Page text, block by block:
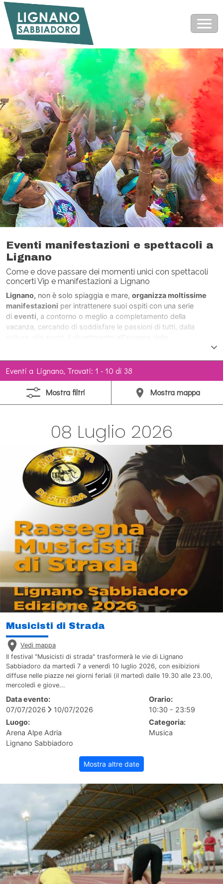
Eventi manifestazioni e spettacoli a
Lignano
Come e dove passare dei momenti unici con spettacoli
concerti Vip e manifestazioni a Lignano
Lignano, non è solo spiaggia e mare, organizza moltissime
manifestazioni per intrattenere suoi ospiti con una serie
di eventi, a contorno o meglio a completamento della
vacanza, cercando di soddisfare le passioni di tutti, dalla
con maggior frequenza durante la
manifestazioni aeree, feste, spettacoli
pirotecnici, Personaggi di fama nazionale e
internazionaleintervengono numerosi, allietando le giornate di
Lignano.
Eventi a Lignano, Trovati: 1 - 10 di 38
Mostra filtri Mostra mappa
08 Luglio 2026
Musicisti di Strada
Vedi mappa
Il festival "Musicisti di strada" trasformerà le vie di Lignano
Sabbiadoro da martedì 7 a venerdì 10 luglio 2026, con esibizioni
diffuse nelle piazze nei giorni feriali (il martedì dalle 19.30 alle 23.00,
mercoledì e giove...
Data evento:
07/07/2026
10/07/2026
Orario:
10:30 - 23:59
Luogo:
Arena Alpe Adria
Lignano Sabbiadoro
Categoria:
Musica
Mostra altre date